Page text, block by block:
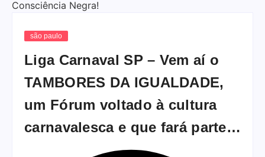
são paulo
Liga Carnaval SP – Vem aí o
TAMBORES DA IGUALDADE,
um Fórum voltado à cultura
carnavalesca e que fará parte…